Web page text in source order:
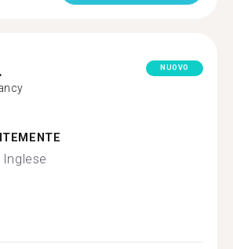
NUOVO
Inglese